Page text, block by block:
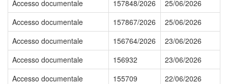
Accesso documentale
157848/2026
25/06/2026
Accesso documentale
157867/2026
25/06/2026
Accesso documentale
156764/2026
23/06/2026
Accesso documentale
156932
23/06/2026
Accesso documentale
155709
22/06/2026